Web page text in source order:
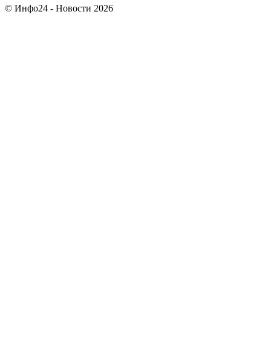
© Инфо24 - Новости 2026